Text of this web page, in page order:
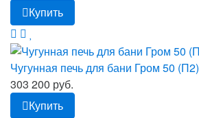
Купить
Чугунная печь для бани Гром 50 (П2)
303 200 руб.
Купить